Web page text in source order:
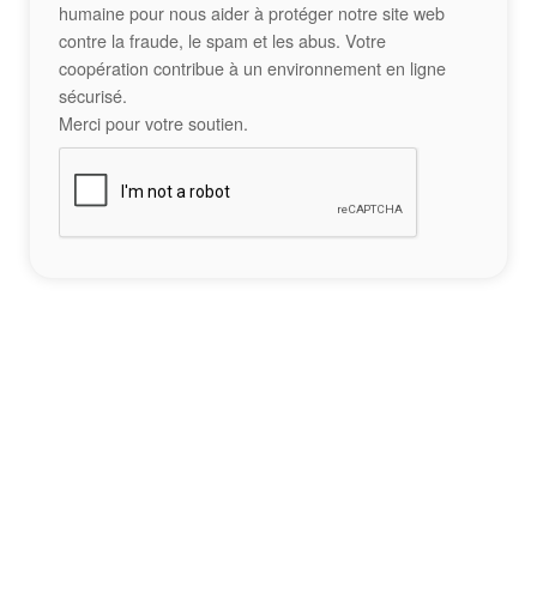
humaine pour nous aider à protéger notre site web
contre la fraude, le spam et les abus. Votre
coopération contribue à un environnement en ligne
sécurisé.
Merci pour votre soutien.